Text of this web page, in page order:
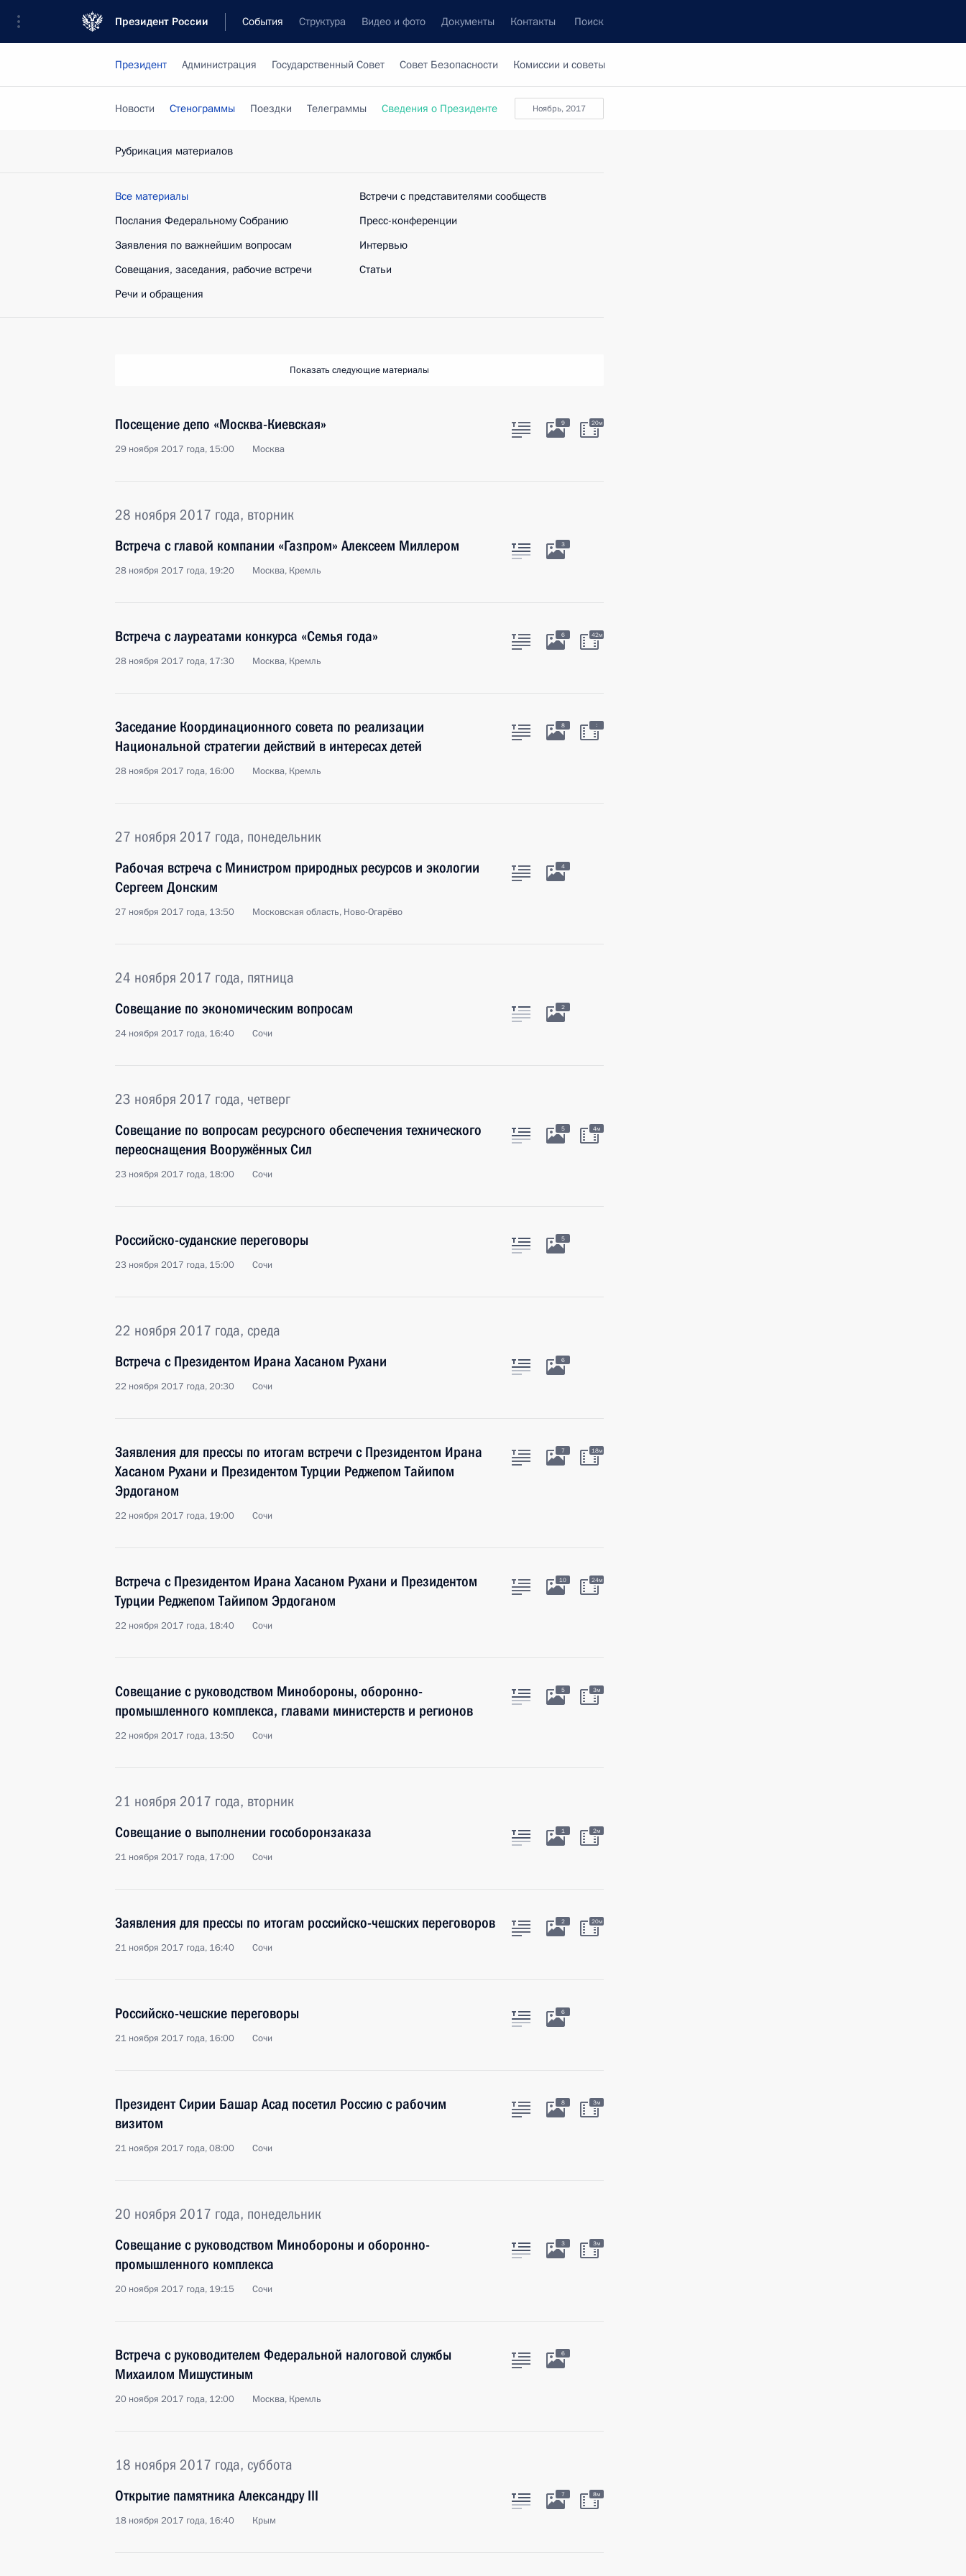
Президент России События Структура Видео и фото Документы Контакты Поиск
Президент Администрация Государственный Совет Совет Безопасности Комиссии и советы
ноябрь, 2017
Новости Стенограммы Поездки Телеграммы Сведения о Президенте
Рубрикация материалов
Все материалы
Послания Федеральному Собранию
Заявления по важнейшим вопросам
Совещания, заседания, рабочие встречи
Речи и обращения
Встречи с представителями сообществ
Пресс-конференции
Интервью
Статьи
Показать следующие материалы
Посещение депо «Москва-Киевская»
29 ноября 2017 года, 15:00 Москва
9 20м
28 ноября 2017 года, вторник
Встреча с главой компании «Газпром» Алексеем Миллером
28 ноября 2017 года, 19:20 Москва, Кремль
3
Встреча с лауреатами конкурса «Семья года»
28 ноября 2017 года, 17:30 Москва, Кремль
6 42м
Заседание Координационного совета по реализации
Национальной стратегии действий в интересах детей
28 ноября 2017 года, 16:00 Москва, Кремль
8 :
27 ноября 2017 года, понедельник
Рабочая встреча с Министром природных ресурсов и экологии
Сергеем Донским
27 ноября 2017 года, 13:50 Московская область, Ново-Огарёво
4
24 ноября 2017 года, пятница
Совещание по экономическим вопросам
24 ноября 2017 года, 16:40 Сочи
2
23 ноября 2017 года, четверг
Совещание по вопросам ресурсного обеспече­ния технического
переос­нащения Вооружённых Сил
23 ноября 2017 года, 18:00 Сочи
5 4м
Российско-суданские переговоры
23 ноября 2017 года, 15:00 Сочи
5
22 ноября 2017 года, среда
Встреча с Президентом Ирана Хасаном Рухани
22 ноября 2017 года, 20:30 Сочи
6
Заявления для прессы по итогам встречи с Президентом Ирана
Хасаном Рухани и Президентом Турции Реджепом Тайипом
Эрдоганом
22 ноября 2017 года, 19:00 Сочи
7 18м
Встреча с Президентом Ирана Хасаном Рухани и Президентом
Турции Реджепом Тайипом Эрдоганом
22 ноября 2017 года, 18:40 Сочи
10 24м
Совещание с руководством Минобороны, оборонно-
промышленного комплекса, главами министерств и регионов
22 ноября 2017 года, 13:50 Сочи
5 3м
21 ноября 2017 года, вторник
Совещание о выполнении гособоронзаказа
21 ноября 2017 года, 17:00 Сочи
1 2м
Заявления для прессы по итогам российско-чешских переговоров
21 ноября 2017 года, 16:40 Сочи
2 20м
Российско-чешские переговоры
21 ноября 2017 года, 16:00 Сочи
6
Президент Сирии Башар Асад посетил Россию с рабочим
визитом
21 ноября 2017 года, 08:00 Сочи
8 3м
20 ноября 2017 года, понедельник
Совещание с руководством Минобороны и оборонно-
промышленного комплекса
20 ноября 2017 года, 19:15 Сочи
3 3м
Встреча с руководителем Федеральной налоговой службы
Михаилом Мишустиным
20 ноября 2017 года, 12:00 Москва, Кремль
6
18 ноября 2017 года, суббота
Открытие памятника Александру III
18 ноября 2017 года, 16:40 Крым
7 8м